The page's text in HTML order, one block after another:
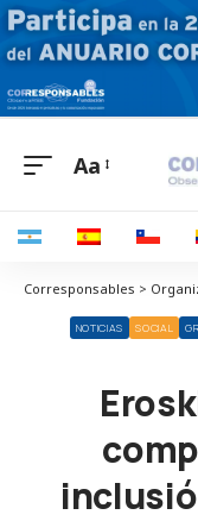
Aa
NOTICIAS SOCIAL